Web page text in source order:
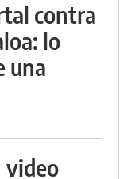
contra
lo
una
video